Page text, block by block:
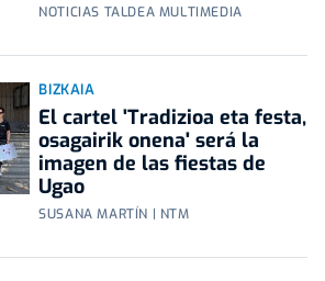
NOTICIAS TALDEA MULTIMEDIA
BIZKAIA
El cartel 'Tradizioa eta festa,
osagairik onena' será la
imagen de las fiestas de
Ugao
SUSANA MARTÍN | NTM